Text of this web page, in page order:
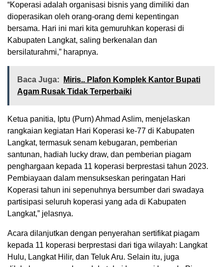
“Koperasi adalah organisasi bisnis yang dimiliki dan
dioperasikan oleh orang-orang demi kepentingan
bersama. Hari ini mari kita gemuruhkan koperasi di
Kabupaten Langkat, saling berkenalan dan
bersilaturahmi,” harapnya.
Baca Juga:
Miris.. Plafon Komplek Kantor Bupati
Agam Rusak Tidak Terperbaiki
Ketua panitia, Iptu (Purn) Ahmad Aslim, menjelaskan
rangkaian kegiatan Hari Koperasi ke-77 di Kabupaten
Langkat, termasuk senam kebugaran, pemberian
santunan, hadiah lucky draw, dan pemberian piagam
penghargaan kepada 11 koperasi berprestasi tahun 2023.
Pembiayaan dalam mensukseskan peringatan Hari
Koperasi tahun ini sepenuhnya bersumber dari swadaya
partisipasi seluruh koperasi yang ada di Kabupaten
Langkat,” jelasnya.
Acara dilanjutkan dengan penyerahan sertifikat piagam
kepada 11 koperasi berprestasi dari tiga wilayah: Langkat
Hulu, Langkat Hilir, dan Teluk Aru. Selain itu, juga